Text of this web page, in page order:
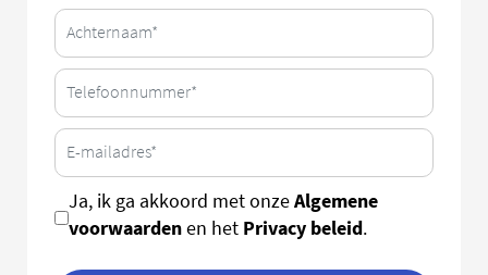
Ja, ik ga akkoord met onzeAlgemene
voorwaardenen het Privacy beleid.